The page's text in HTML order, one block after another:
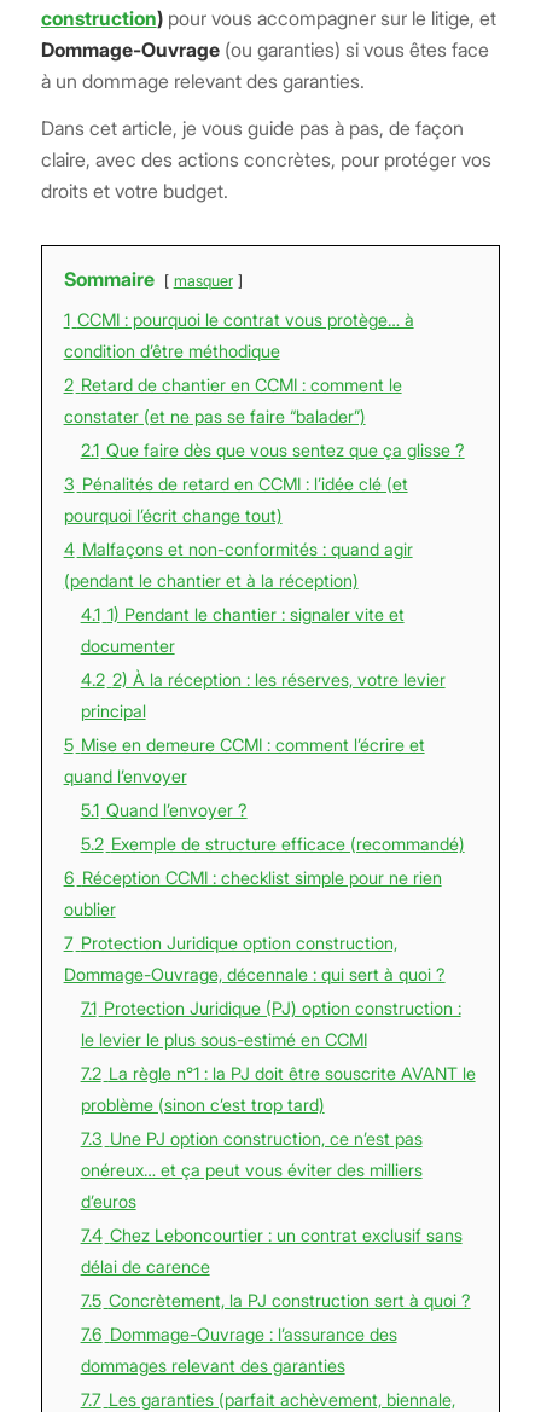
construction)pour vous accompagner sur le litige, et
Dommage-Ouvrage(ou garanties) si vous êtes face
à un dommage relevant des garanties.
Dans cet article, je vous guide pas à pas, de façon
claire, avec des actions concrètes, pour protéger vos
droits et votre budget.
Sommaire masquer
1 CCMI : pourquoi le contrat vous protège… à
condition d’être méthodique
2 Retard de chantier en CCMI : comment le
constater (et ne pas se faire “balader”)
2.1 Que faire dès que vous sentez que ça glisse ?
3 Pénalités de retard en CCMI : l’idée clé (et
pourquoi l’écrit change tout)
4 Malfaçons et non-conformités : quand agir
(pendant le chantier et à la réception)
4.1 1) Pendant le chantier : signaler vite et
documenter
4.2 2) À la réception : les réserves, votre levier
principal
5 Mise en demeure CCMI : comment l’écrire et
quand l’envoyer
5.1 Quand l’envoyer ?
5.2 Exemple de structure efficace (recommandé)
6 Réception CCMI : checklist simple pour ne rien
oublier
7 Protection Juridique option construction,
Dommage-Ouvrage, décennale : qui sert à quoi ?
7.1 Protection Juridique (PJ) option construction :
le levier le plus sous-estimé en CCMI
7.2 La règle n°1 : la PJ doit être souscrite AVANT le
problème (sinon c’est trop tard)
7.3 Une PJ option construction, ce n’est pas
onéreux… et ça peut vous éviter des milliers
d’euros
7.4 Chez Leboncourtier : un contrat exclusif sans
délai de carence
7.5 Concrètement, la PJ construction sert à quoi ?
7.6 Dommage-Ouvrage : l’assurance des
dommages relevant des garanties
7.7 Les garanties (parfait achèvement, biennale,